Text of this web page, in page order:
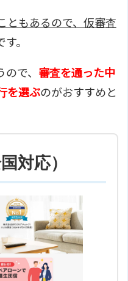
ともあるので、仮審査
す。
で、 審査を通った中
を選ぶのがおすすめと
対応）